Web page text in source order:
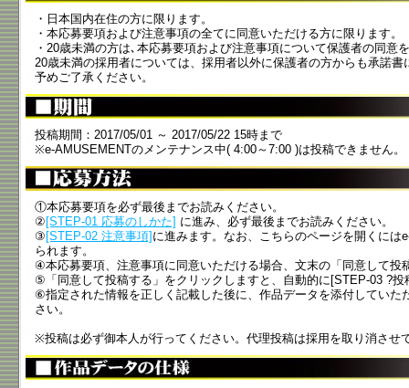
・日本国内在住の方に限ります。
・本応募要項および注意事項の全てに同意いただける方に限ります。
・20歳未満の方は､本応募要項および注意事項について保護者の同意
20歳未満の採用者については、採用者以外に保護者の方からも承諾
予めご了承ください。
投稿期間：2017/05/01 ～ 2017/05/22 15時まで
※e-AMUSEMENTのメンテナンス中( 4:00～7:00 )は投稿できません。
①本応募要項を必ず最後までお読みください。
② [STEP-01 応募のしかた] に進み、必ず最後までお読みください。
③ [STEP-02 注意事項] に進みます。なお、こちらのページを開くには
られます。
④本応募要項、注意事項に同意いただける場合、文末の「同意して投
⑤「同意して投稿する」をクリックしますと、自動的に[STEP-03 ?
⑥指定された情報を正しく記載した後に、作品データを添付していた
さい。
※投稿は必ず御本人が行ってください。代理投稿は採用を取り消させ